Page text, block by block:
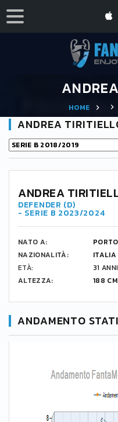
HOME
ANDREA
ANDREA
DEFENDER (D)
- SERIE B 2023/2024
NATO A:
NAZIONALITÀ:
ITALIA
ETÀ:
31 ANNI
ALTEZZA:
188 CM
ANDAMENTO